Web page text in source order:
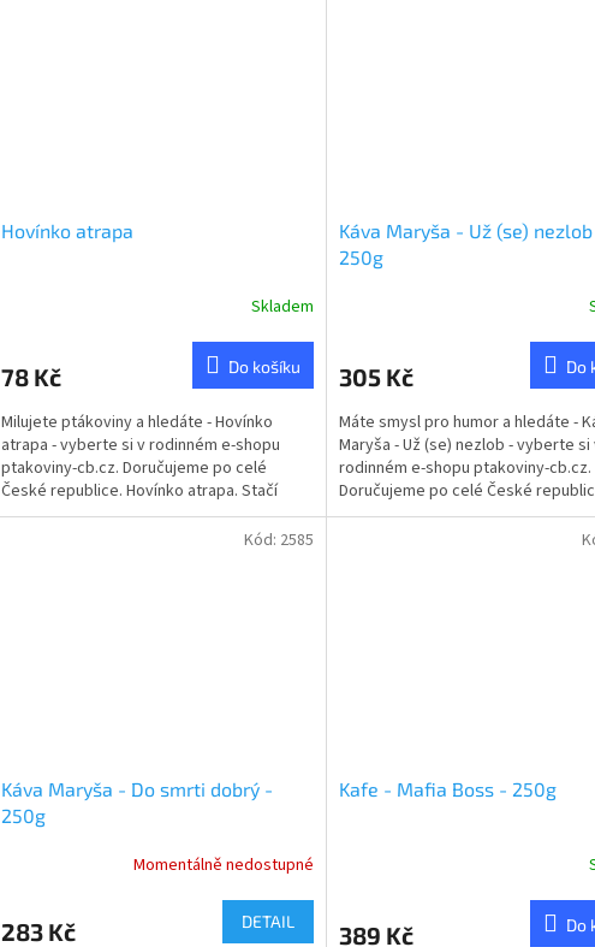
Hovínko atrapa
je
z
5
hvězdiček.
Skladem
78 Kč Do košíku
Milujete ptákoviny a hledáte - Hovínko
atrapa - vyberte si v rodinném e-shopu
ptakoviny-cb.cz. Doručujeme po celé
České republice. Hovínko atrapa. Stačí
nastražit na správném...
Káva Maryša - Už (se)
250g
305 Kč Do
Máte smysl pro humor a hledáte -
Maryša - Už (se) nezlob - vyberte si
rodinném e-shopu ptakoviny-cb.cz.
Doručujeme po celé České
Každý z nás má občas špatný...
Káva Maryša - Do smrti dobrý -
250g
je
Momentálně nedostupné
283 Kč DETAIL
Kód: 2585
Kafe - Mafia Boss - 250g
389 Kč Do